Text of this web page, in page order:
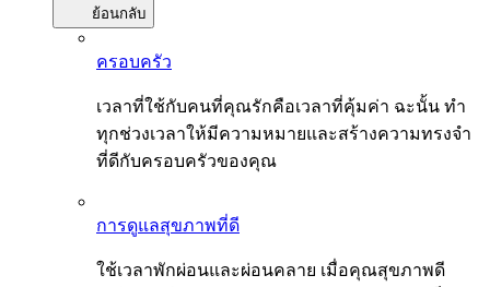
ย้อนกลับ
ครอบครัว
เวลาที่ใช้กับคนที่คุณรักคือเวลาที่คุ้มค่า ฉะนั้น ทำ
ทุกช่วงเวลาให้มีความหมายและสร้างความทรงจำ
ที่ดีกับครอบครัวของคุณ
การดูแลสุขภาพที่ดี
ใช้เวลาพักผ่อนและผ่อนคลาย เมื่อคุณสุขภาพดี